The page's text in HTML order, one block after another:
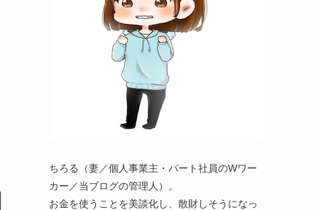
ちろる（妻／個人事業主・パート社員のWワー
カー／当ブログの管理人）。
お金を使うことを美談化し、散財しそうになっ